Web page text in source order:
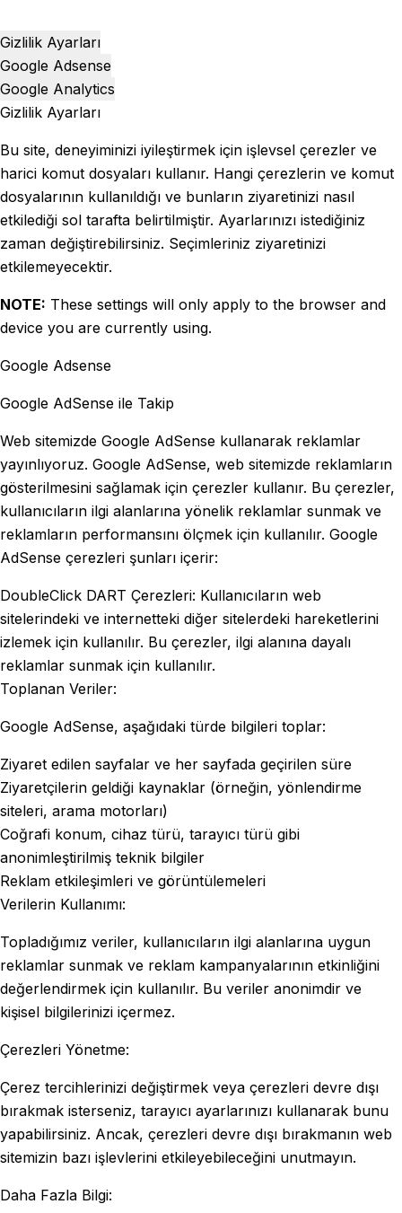
Gizlilik Ayarları
Google Adsense
Google Analytics
Gizlilik Ayarları
Bu site, deneyiminizi iyileştirmek için işlevsel çerezler ve
harici komut dosyaları kullanır. Hangi çerezlerin ve komut
dosyalarının kullanıldığı ve bunların ziyaretinizi nasıl
etkilediği sol tarafta belirtilmiştir. Ayarlarınızı istediğiniz
zaman değiştirebilirsiniz. Seçimleriniz ziyaretinizi
etkilemeyecektir.
NOTE: These settings will only apply to the browser and
device you are currently using.
Google Adsense
Google AdSense ile Takip
Web sitemizde Google AdSense kullanarak reklamlar
yayınlıyoruz. Google AdSense, web sitemizde reklamların
gösterilmesini sağlamak için çerezler kullanır. Bu çerezler,
kullanıcıların ilgi alanlarına yönelik reklamlar sunmak ve
reklamların performansını ölçmek için kullanılır. Google
AdSense çerezleri şunları içerir:
DoubleClick DART Çerezleri: Kullanıcıların web
sitelerindeki ve internetteki diğer sitelerdeki hareketlerini
izlemek için kullanılır. Bu çerezler, ilgi alanına dayalı
reklamlar sunmak için kullanılır.
Toplanan Veriler:
Google AdSense, aşağıdaki türde bilgileri toplar:
Ziyaret edilen sayfalar ve her sayfada geçirilen süre
Ziyaretçilerin geldiği kaynaklar (örneğin, yönlendirme
siteleri, arama motorları)
Coğrafi konum, cihaz türü, tarayıcı türü gibi
anonimleştirilmiş teknik bilgiler
Reklam etkileşimleri ve görüntülemeleri
Verilerin Kullanımı:
Topladığımız veriler, kullanıcıların ilgi alanlarına uygun
reklamlar sunmak ve reklam kampanyalarının etkinliğini
değerlendirmek için kullanılır. Bu veriler anonimdir ve
kişisel bilgilerinizi içermez.
Çerezleri Yönetme:
Çerez tercihlerinizi değiştirmek veya çerezleri devre dışı
bırakmak isterseniz, tarayıcı ayarlarınızı kullanarak bunu
yapabilirsiniz. Ancak, çerezleri devre dışı bırakmanın web
sitemizin bazı işlevlerini etkileyebileceğini unutmayın.
Daha Fazla Bilgi: